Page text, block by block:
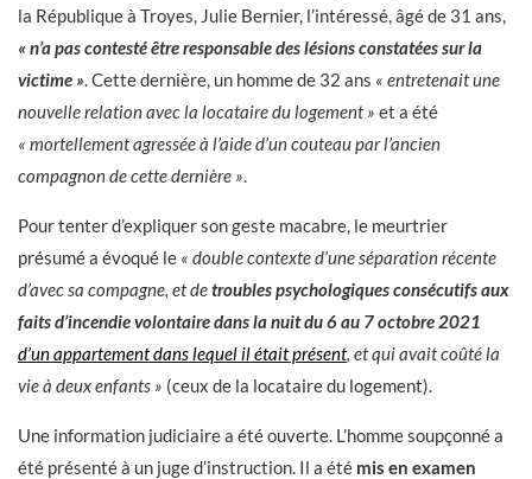
la République à Troyes, Julie Bernier, l’intéressé, âgé de 31 ans,
« n’a pas contesté être responsable des lésions constatées sur la
victime ». Cette dernière, un homme de 32 ans « entretenait une
nouvelle relation avec la locataire du logement » et a été
« mortellement agressée à l’aide d’un couteau par l’ancien
compagnon de cette dernière ».
Pour tenter d’expliquer son geste macabre, le meurtrier
présumé a évoqué le « double contexte d’une séparation récente
d’avec sa compagne, et detroubles psychologiques consécutifs aux
faits d’incendie volontaire dans la nuit du 6 au 7 octobre 2021
d’un appartement dans lequel il était présent, et qui avait coûté la
vie à deux enfants » (ceux de la locataire du logement).
Une information judiciaire a été ouverte. L’homme soupçonné a
été présenté à un juge d’instruction. Il a été mis en examen